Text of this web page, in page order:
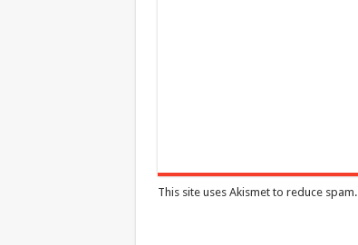
This site uses Akismet to reduce spam.